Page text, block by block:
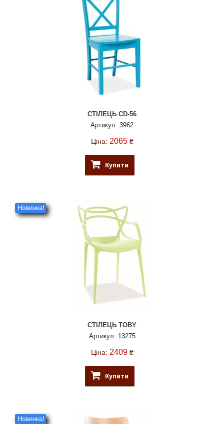
СТІЛЕЦЬ CD-56
Артикул: 3962
Ціна: 2065 ₴
Купити
Новинка!
СТІЛЕЦЬ TOBY
Артикул: 13275
Ціна: 2409 ₴
Купити
Новинка!